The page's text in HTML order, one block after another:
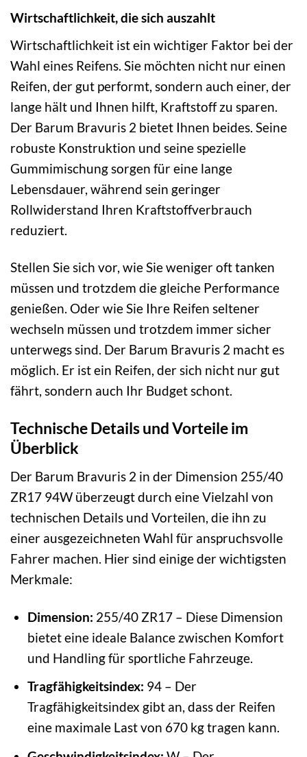
Wirtschaftlichkeit, die sich auszahlt
Wirtschaftlichkeit ist ein wichtiger Faktor bei der
Wahl eines Reifens. Sie möchten nicht nur einen
Reifen, der gut performt, sondern auch einer, der
lange hält und Ihnen hilft, Kraftstoff zu sparen.
Der Barum Bravuris 2 bietet Ihnen beides. Seine
robuste Konstruktion und seine spezielle
Gummimischung sorgen für eine lange
Lebensdauer, während sein geringer
Rollwiderstand Ihren Kraftstoffverbrauch
reduziert.
Stellen Sie sich vor, wie Sie weniger oft tanken
müssen und trotzdem die gleiche Performance
genießen. Oder wie Sie Ihre Reifen seltener
wechseln müssen und trotzdem immer sicher
unterwegs sind. Der Barum Bravuris 2 macht es
möglich. Er ist ein Reifen, der sich nicht nur gut
fährt, sondern auch Ihr Budget schont.
Technische Details und Vorteile im
Überblick
Der Barum Bravuris 2 in der Dimension 255/40
ZR17 94W überzeugt durch eine Vielzahl von
technischen Details und Vorteilen, die ihn zu
einer ausgezeichneten Wahl für anspruchsvolle
Fahrer machen. Hier sind einige der wichtigsten
Merkmale:
Dimension: 255/40 ZR17 – Diese Dimension
bietet eine ideale Balance zwischen Komfort
und Handling für sportliche Fahrzeuge.
Tragfähigkeitsindex: 94 – Der
Tragfähigkeitsindex gibt an, dass der Reifen
eine maximale Last von 670 kg tragen kann.